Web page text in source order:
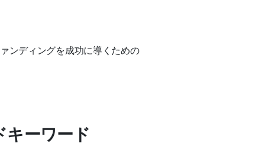
ンディングを成功に導くための
ーワード